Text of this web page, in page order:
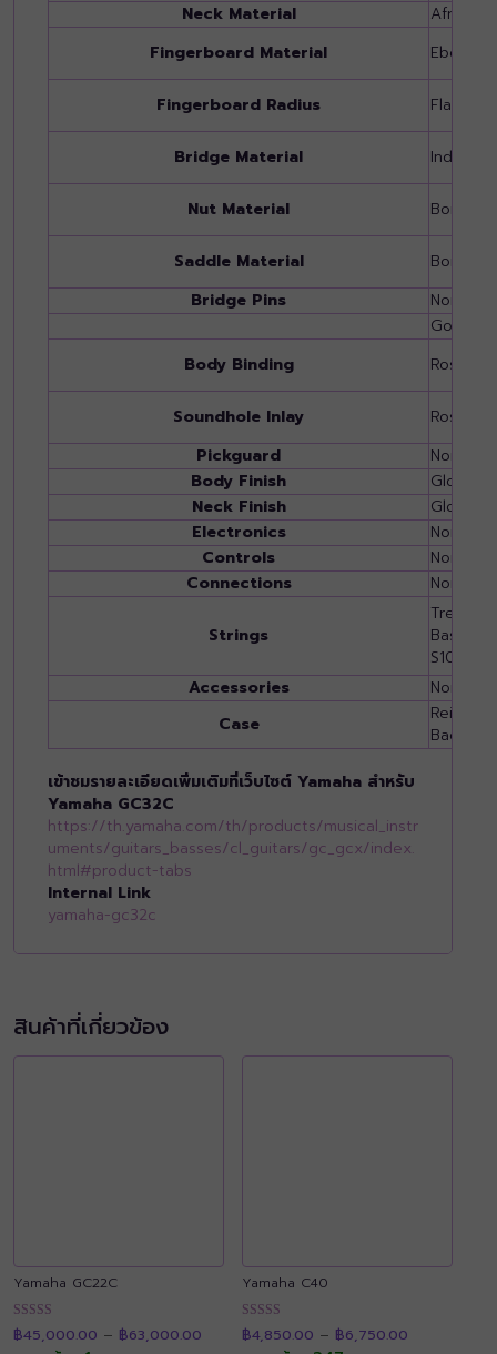
Neck Material
African
Fingerboard Material
Ebony
Fingerboard Radius Flat
Bridge Material Indian
Nut Material Bone
Saddle Material
Bone
Bridge Pins
None
Body Binding
Soundhole Inlay
Rosette
Pickguard
None
Body Finish
Gloss
Neck Finish
Gloss
Electronics
None
Controls
None
Connections
None
Strings
S10)
Accessories
None
Case
Bag
เข้าชมรายละเอียดเพิ่มเติมที่เว็บไซต์ Yamaha สำหรับ
Yamaha GC32C
https://th.yamaha.com/th/products/musical_instr
uments/guitars_basses/cl_guitars/gc_gcx/index.
html#product-tabs
Internal Link
yamaha-gc32c
สินค้าที่เกี่ยวข้อง
Yamaha GC22C
ให้คะแนน
4.92
฿45,000.00 – ฿63,000.00 range:
Yamaha C40
ให้คะแนน
4.92
฿4,850.00 – ฿6,750.00range: